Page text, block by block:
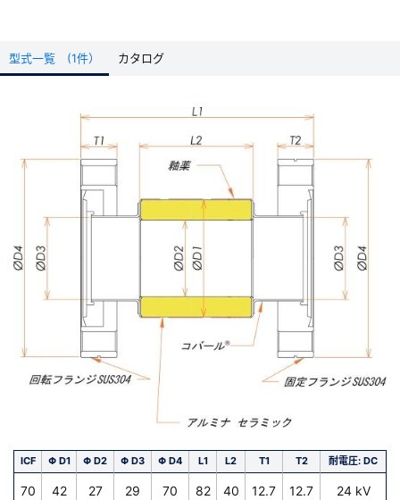
型式一覧 (1件） カタログ
ICF Φ D1 Φ D2 Φ D3 Φ D4 L1 L2 T1 T2 耐電圧: DC
70 42 27 29 70 82 40 12.7 12.7 24 kV